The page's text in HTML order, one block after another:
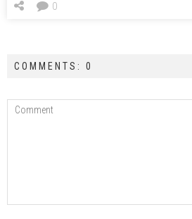
0
COMMENTS: 0